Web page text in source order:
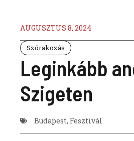
AUGUSZTUS 8, 2024
Szórakozás
Leginkább
Szigeten
Budapest, Fesztivál